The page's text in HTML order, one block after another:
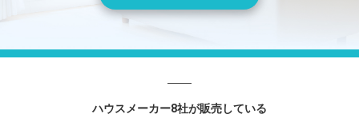
ハウスメーカー8社が販売している